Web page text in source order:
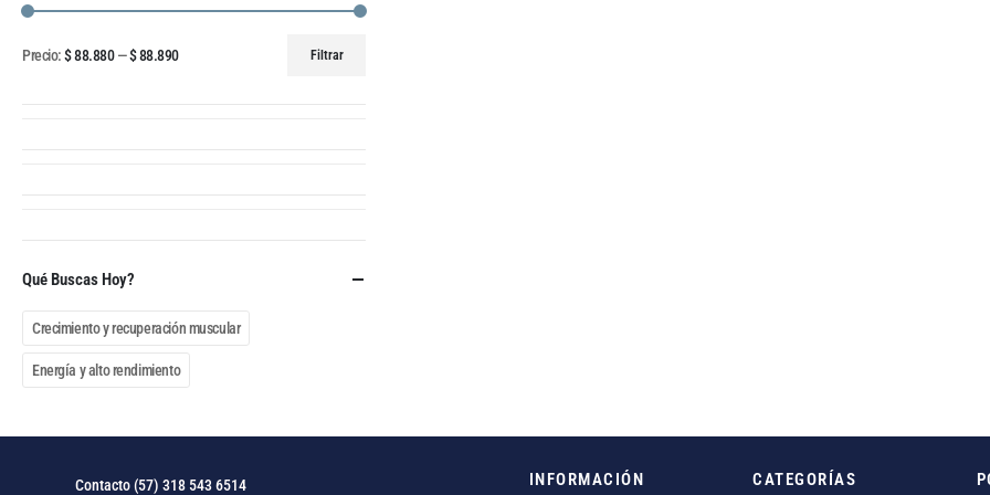
Filtrar
Precio:$ 88.880—$ 88.890
Qué Buscas Hoy?
Crecimiento y recuperación muscular
Energía y alto rendimiento
Contacto (57) 318 543 6514 INFORMACIÓN CATEGORÍAS